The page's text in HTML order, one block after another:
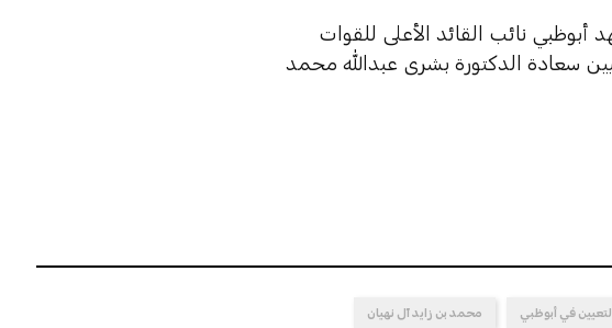
أبوظبي نائب القائد الأعلى للقوات
سعادة الدكتورة بشرى عبدالله محمد
في أبوظبي محمد بن زايد آل نهيان